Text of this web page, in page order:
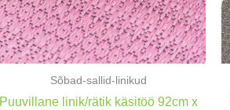
Sõbad-sallid-linikud
Puuvillane linik/rätik käsitöö 92cm x